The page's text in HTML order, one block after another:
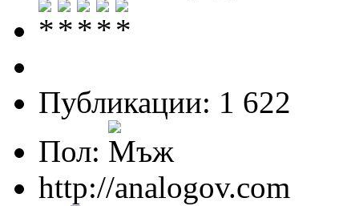
Публикации: 1 622
Пол:
http://analogov.com